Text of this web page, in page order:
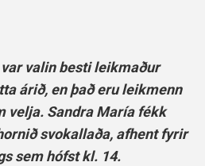
valin besti leikmaður
árið, en það eru leikmenn
velja. Sandra María fékk
svokallaða, afhent fyrir
sem hófst kl. 14.